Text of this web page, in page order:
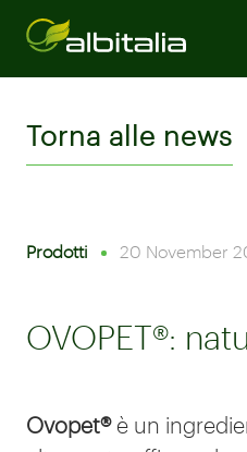
Torna alle news
Prodotti 20 November
OVOPET®:
Ovopet®è un